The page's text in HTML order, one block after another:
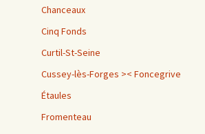
Chanceaux
Cinq Fonds
Curtil-St-Seine
Cussey-lès-Forges >< Foncegrive
Étaules
Fromenteau